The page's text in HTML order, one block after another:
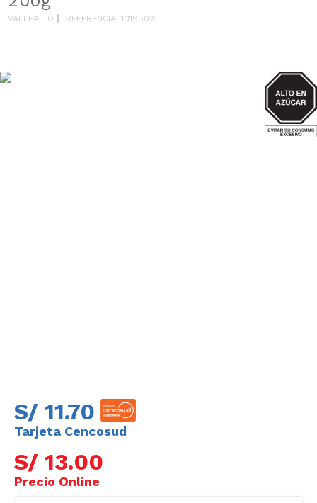
VALLEALTO REFERENCIA:1019802
AZUCAR
Tarjeta Cencosud
S/ 11.70
S/ 13.00